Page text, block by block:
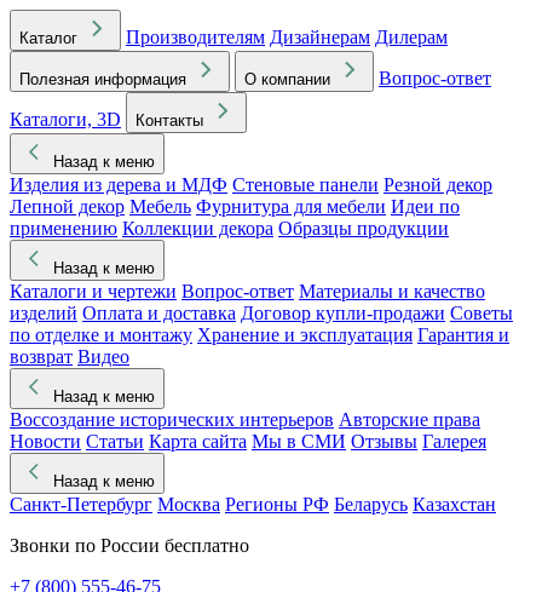
Каталог Производителям Дизайнерам Дилерам
Полезная информация О компании
Вопрос-ответ
Каталоги, 3D
Контакты
Назад к меню
Изделия из дерева и МДФ Стеновые панели Резной декор
Лепной декор Мебель Фурнитура для мебели Идеи по
применению Коллекции декора Образцы продукции
Назад к меню
Каталоги и чертежи Вопрос-ответ Материалы и качество
изделий Оплата и доставка Договор купли-продажи Советы
по отделке и монтажу Хранение и эксплуатация Гарантия и
возврат Видео
Назад к меню
Воссоздание исторических интерьеров Авторские права
Новости Статьи Карта сайта Мы в СМИ Отзывы Галерея
Назад к меню
Санкт-Петербург Москва Регионы РФ Беларусь Казахстан
Звонки по России бесплатно
+7 (800) 555-46-75